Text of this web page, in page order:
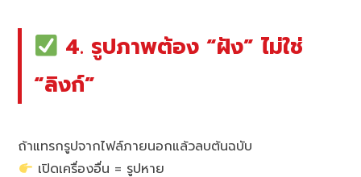
4. รูปภาพต้อง “ฝัง” ไม่ใช่
“ลิงก์”
ถ้าแทรกรูปจากไฟล์ภายนอกแล้วลบต้นฉบับ
เปิดเครื่องอื่น = รูปหาย